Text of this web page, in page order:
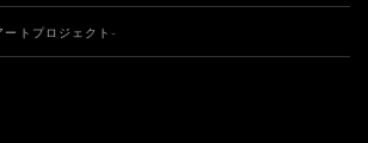
ートプロジェクト-